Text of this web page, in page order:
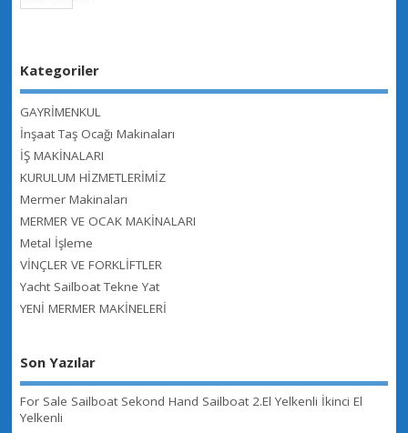
Kategoriler
GAYRİMENKUL
İnşaat Taş Ocağı Makinaları
İŞ MAKİNALARI
KURULUM HİZMETLERİMİZ
Mermer Makinaları
MERMER VE OCAK MAKİNALARI
Metal İşleme
VİNÇLER VE FORKLİFTLER
Yacht Sailboat Tekne Yat
YENİ MERMER MAKİNELERİ
Son Yazılar
For Sale Sailboat Sekond Hand Sailboat 2.El Yelkenli İkinci El
Yelkenli